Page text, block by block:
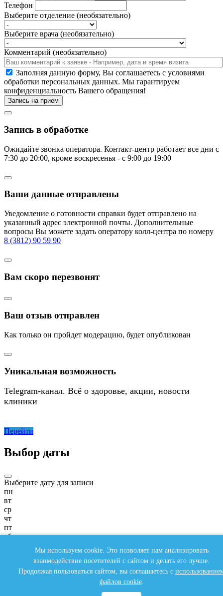
Мы используем cookie. Это позволяет нам анализировать
взаимодействие посетителей с сайтом и делать его лучше.
Продолжая пользоваться сайтом, вы соглашаетесь с
файлов cookie.
Телефон
Выберите отделение (необязательно)
Выберите врача (необязательно)
Комментарий (необязательно)
Заполняя данную форму, Вы соглашаетесь c условиями
обработки персональных данных. Мы гарантируем
конфиденциальность Вашего обращения!
Запись на прием
Запись в обработке
Ожидайте звонка оператора. Контакт-центр работает все дни с
7:30 до 20:00, кроме воскресенья - с 9:00 до 19:00
Ваши данные отправлены
Уведомление о готовности справки будет отправлено на
указанный адрес электронной почты. Дополнительные
вопросы Вы можете задать оператору колл-центра по номеру
8 (3812) 90 59 90
Вам скоро перезвонят
Ваш отзыв отправлен
Как только он пройдет модерацию, будет опубликован
Уникальная возможность
Telegram-канал. Всё о здоровье, акции, новости
клиники
Перейти
Выбор даты
Выберите дату для записи
пн
вт
ср
чт
пт
сб